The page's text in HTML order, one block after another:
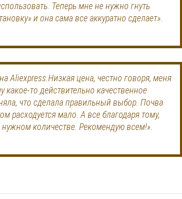
Теперь мне не нужно гнуть
и она сама все аккуратно сделает».
Aliexpress.Низкая цена, честно говоря, меня
то действительно качественное
что сделала правильный выбор. Почва
расходуется мало. А все благодаря тому,
количестве. Рекомендую всем!».